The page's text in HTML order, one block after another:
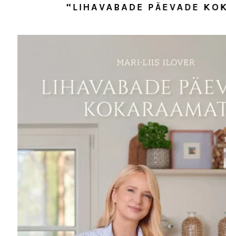
“LIHAVABADE PÄEVADE